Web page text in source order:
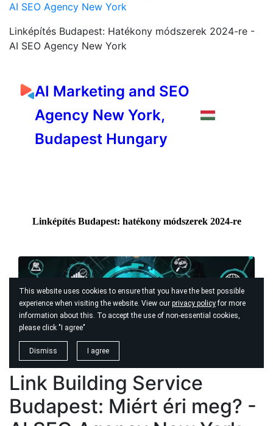
AI SEO Agency New York
Linképítés Budapest: Hatékony módszerek 2024-re -
AI SEO Agency New York
Link Building Service
Budapest: Miért éri meg? -